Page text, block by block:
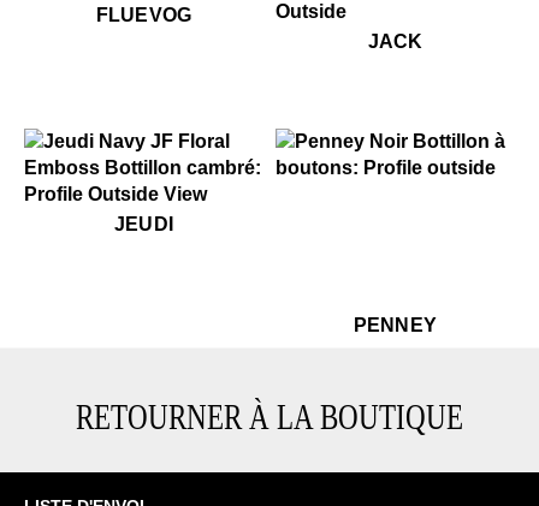
FluevogFLUEVOG
JACK
JEUDI
PENNEY
RETOURNER À LA BOUTIQUE